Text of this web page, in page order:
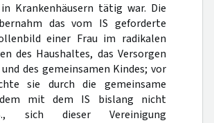
Krankenhäusern tätig war. Die
das vom IS geforderte
einer Frau im radikalen
des Haushaltes, das Versorgen
des gemeinsamen Kindes; vor
sie durch die gemeinsame
mit dem IS bislang nicht
sich dieser Vereinigung